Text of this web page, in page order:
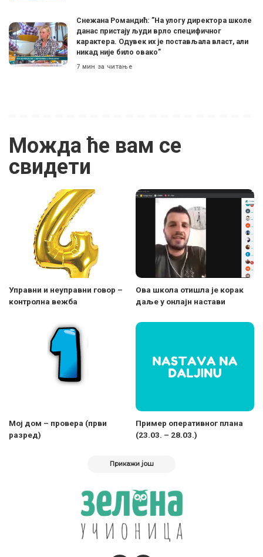
Снежана Романдић: ”На улогу директора школе
данас пристају људи врло специфичног
карактера. Одувек их је постављала власт, али
никад није било овако”
7 мин за читање
Можда ће вам се
свидети
Управни и неуправни говор –
контролна вежба
Ова школа отишла је корак
даље у онлајн настави
Moј дом – провера (први
разред)
Пример оперативног плана
(23.03. – 28.03.)
Прикажи још